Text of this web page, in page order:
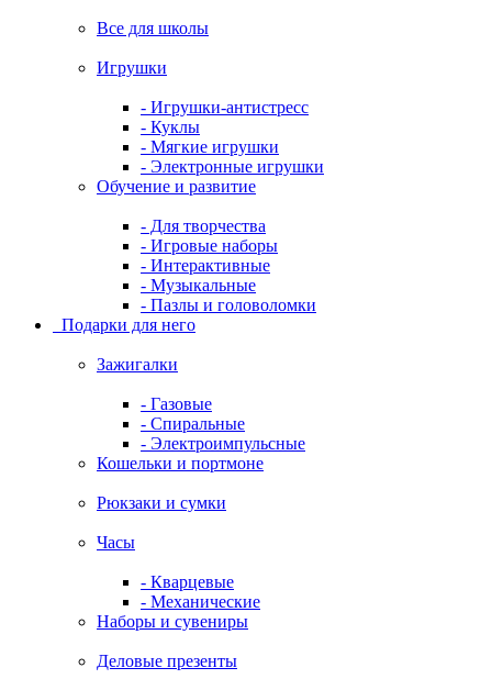
Все для школы
Игрушки
- Игрушки-антистресс
- Куклы
- Мягкие игрушки
- Электронные игрушки
Обучение и развитие
- Для творчества
- Игровые наборы
- Интерактивные
- Музыкальные
- Пазлы и головоломки
Подарки для него
Зажигалки
- Газовые
- Спиральные
- Электроимпульсные
Кошельки и портмоне
Рюкзаки и сумки
Часы
- Кварцевые
- Механические
Наборы и сувениры
Деловые презенты